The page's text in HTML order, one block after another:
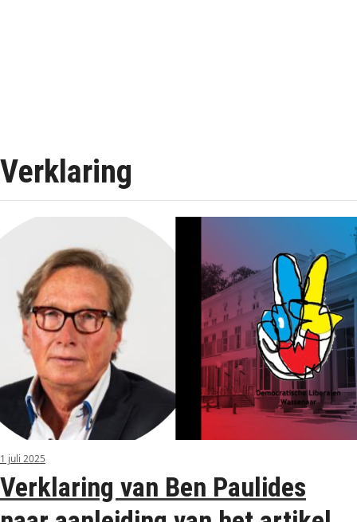
Verklaring
1 juli 2025
Verklaring van Ben Paulides